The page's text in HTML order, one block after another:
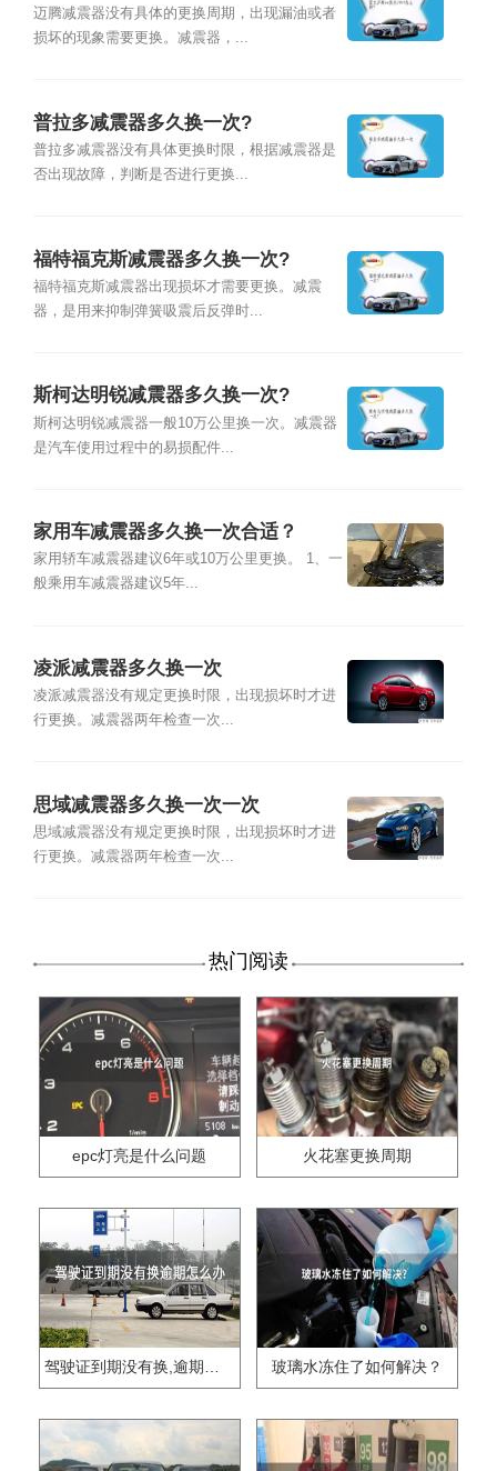
迈腾减震器没有具体的更换周期，出现漏油或者
损坏的现象需要更换。减震器，...
普拉多减震器多久换一次?
普拉多减震器没有具体更换时限，根据减震器是
否出现故障，判断是否进行更换...
福特福克斯减震器多久换一次?
福特福克斯减震器出现损坏才需要更换。减震
器，是用来抑制弹簧吸震后反弹时...
斯柯达明锐减震器多久换一次?
斯柯达明锐减震器一般10万公里换一次。减震器
是汽车使用过程中的易损配件...
家用车减震器多久换一次合适？
家用轿车减震器建议6年或10万公里更换。 1、一
般乘用车减震器建议5年...
凌派减震器多久换一次
凌派减震器没有规定更换时限，出现损坏时才进
行更换。减震器两年检查一次...
思域减震器多久换一次一次
思域减震器没有规定更换时限，出现损坏时才进
行更换。减震器两年检查一次...
热门阅读
epc灯亮是什么问题 火花塞更换周期
驾驶证到期没有换,逾期怎么办?? 玻璃水冻住了如何解决？